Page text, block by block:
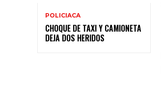
POLICIACA
CHOQUE DE TAXI Y CAMIONETA
DEJA DOS HERIDOS